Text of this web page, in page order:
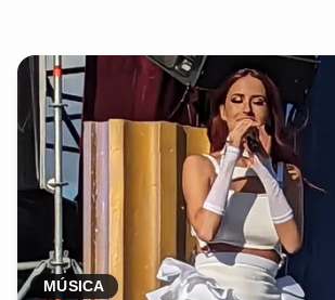
MÚSICA